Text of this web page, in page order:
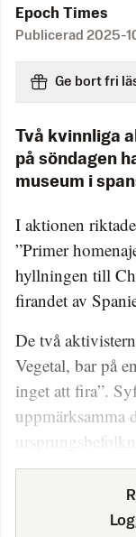
Epoch Times
Publicerad 2025-
Ge bort fri
Två kvinnliga
på söndagen
museum i
I aktionen
”Primer
hyllningen till
firandet av
De två
Vegetal, bar på
inget att fira”.
uppmärksamma